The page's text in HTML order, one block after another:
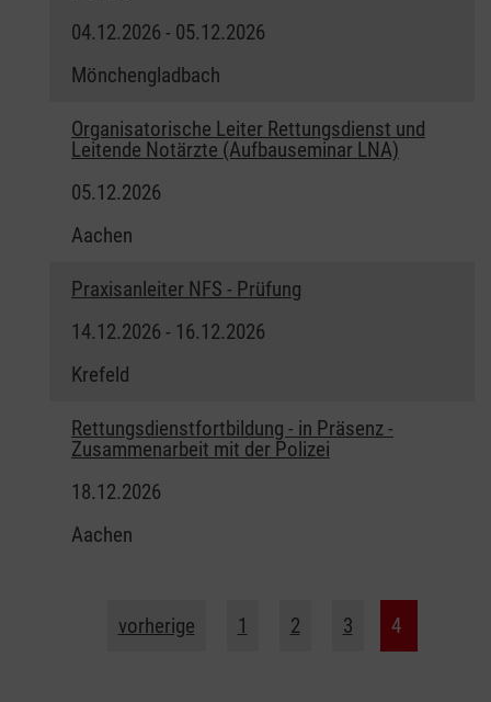
04.12.2026 - 05.12.2026
Mönchengladbach
Organisatorische Leiter Rettungsdienst und
Leitende Notärzte (Aufbauseminar LNA)
05.12.2026
Aachen
Praxisanleiter NFS - Prüfung
14.12.2026 - 16.12.2026
Krefeld
Rettungsdienstfortbildung - in Präsenz -
Zusammenarbeit mit der Polizei
18.12.2026
Aachen
vorherige 1 2 3 4